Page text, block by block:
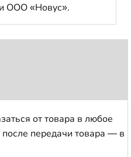
ООО «Новус».
от товара в любое
передачи товара — в